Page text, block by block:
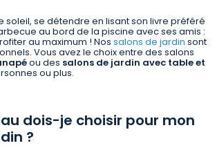
soleil, se détendre en lisant son livre préféré
au bord de la piscine avec ses amis :
au maximum ! Nos salons de jardin sont
Vous avez le choix entre des salons
ou des salons de jardin avec table et
ou plus.
dois-je choisir pour mon
?